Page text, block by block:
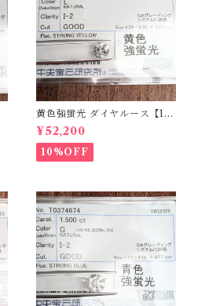
黄色強蛍光 ダイヤルース【1.0
98ct】PRO208215
¥52,200
10%OFF